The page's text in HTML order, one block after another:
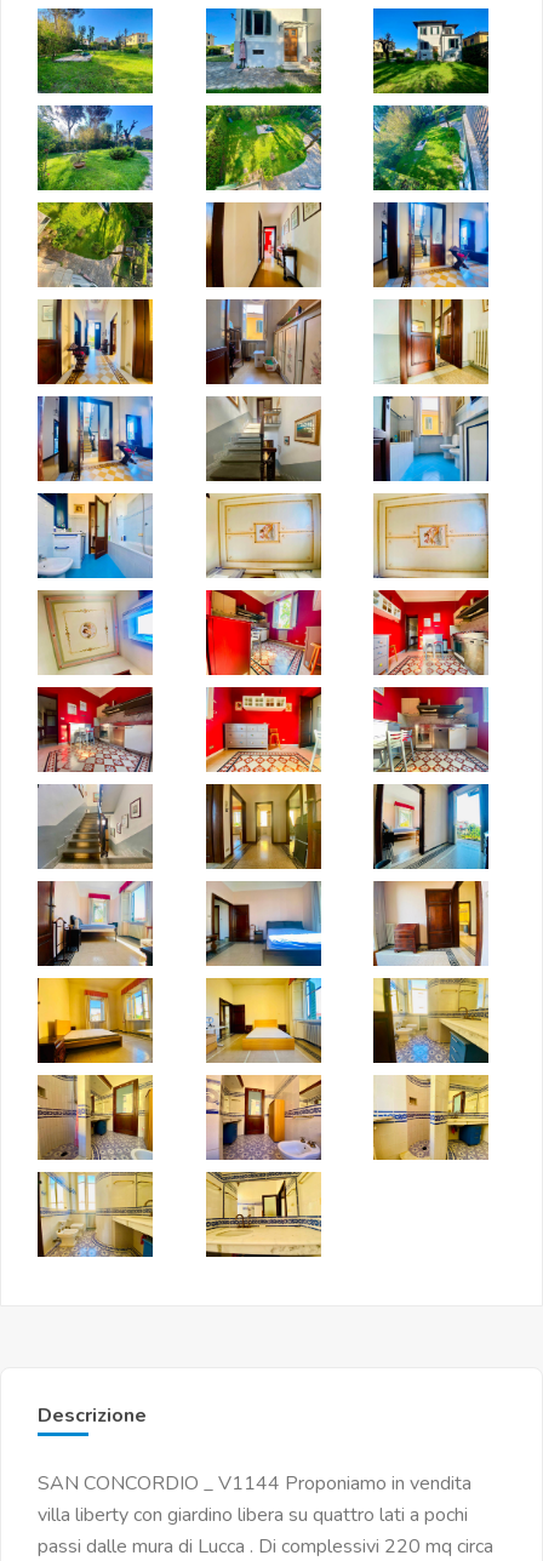
Descrizione
SAN CONCORDIO _ V1144 Proponiamo in vendita
villa liberty con giardino libera su quattro lati a pochi
passi dalle mura di Lucca . Di complessivi 220 mq circa